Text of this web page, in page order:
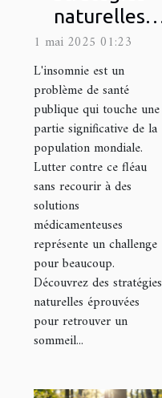
naturelles
pour
combattre
l'insomnie
sans
médicaments
1 mai 2025 01:23
L'insomnie est un
problème de santé
publique qui touche une
partie significative de la
population mondiale.
Lutter contre ce fléau
sans recourir à des
solutions
médicamenteuses
représente un challenge
pour beaucoup.
Découvrez des stratégies
naturelles éprouvées
pour retrouver un
sommeil...